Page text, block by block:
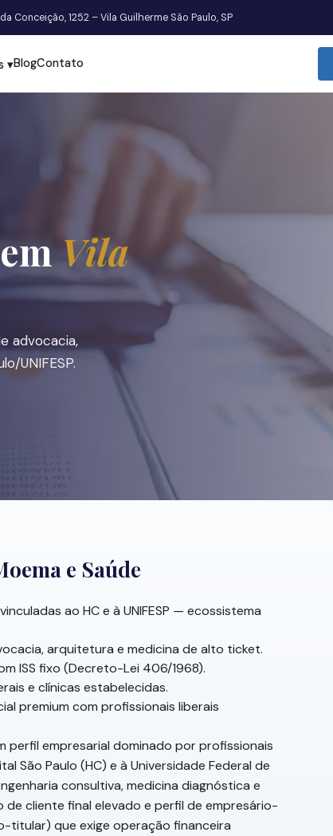
Conceição, 1252 – Vila Guilherme São Paulo, SP
▾BlogContato
Vila
advocacia,
UNIFESP.
e Saúde
ao HC e à UNIFESP — ecossistema
arquitetura e medicina de alto ticket.
ISS fixo (Decreto-Lei 406/1968).
e clínicas estabelecidas.
premium com profissionais liberais
perfil empresarial dominado por profissionais
São Paulo (HC) e à Universidade Federal de
consultiva, medicina diagnóstica e
de cliente final elevado e perfil de empresário-
que exige operação financeira